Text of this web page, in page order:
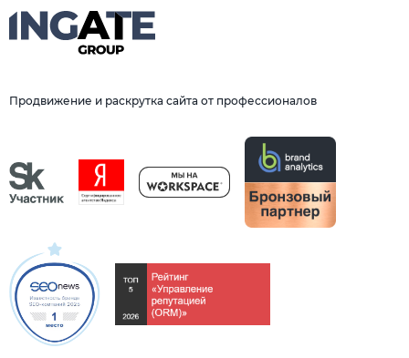
Продвижение и раскрутка сайта от профессионалов